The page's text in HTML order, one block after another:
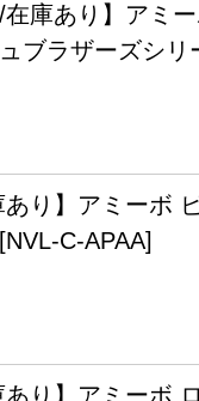
/在庫あり】アミ
ブラザーズシリ
あり】アミーボ
C-APAA]
あり】アミーボ